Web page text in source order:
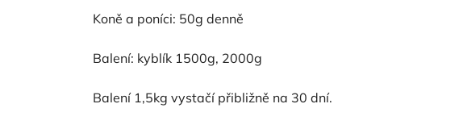
Koně a poníci: 50g denně
Balení: kyblík 1500g, 2000g
Balení 1,5kg vystačí přibližně na 30 dní.